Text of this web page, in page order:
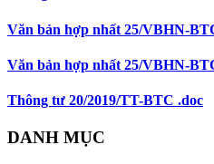
Văn bản hợp nhất 25/VBHN-
Văn bản hợp nhất 25/VBHN-
Thông tư 20/2019/TT-BTC .doc
DANH MỤC